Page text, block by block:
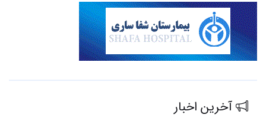
آخرین اخبار